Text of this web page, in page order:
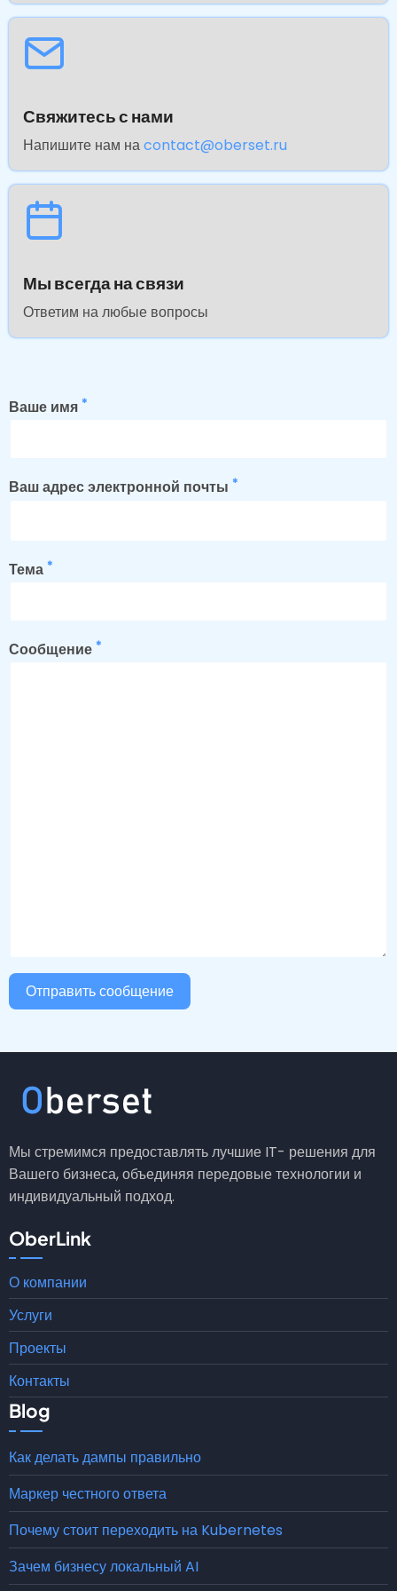
Свяжитесь с нами
Напишите нам наcontact@oberset.ru
Мы всегда на связи
Ответим на любые вопросы
Ваше имя
Ваш адрес электронной почты
Тема
Сообщение
Мы стремимся предоставлять лучшие IT- решения для
Вашего бизнеса, объединяя передовые технологии и
индивидуальный подход.
OberLink
О компании
Услуги
Проекты
Контакты
Blog
Как делать дампы правильно
Маркер честного ответа
Почему стоит переходить на Kubernetes
Зачем бизнесу локальный AI